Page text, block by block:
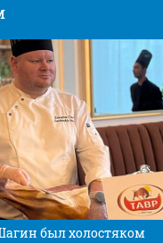
был холостяком